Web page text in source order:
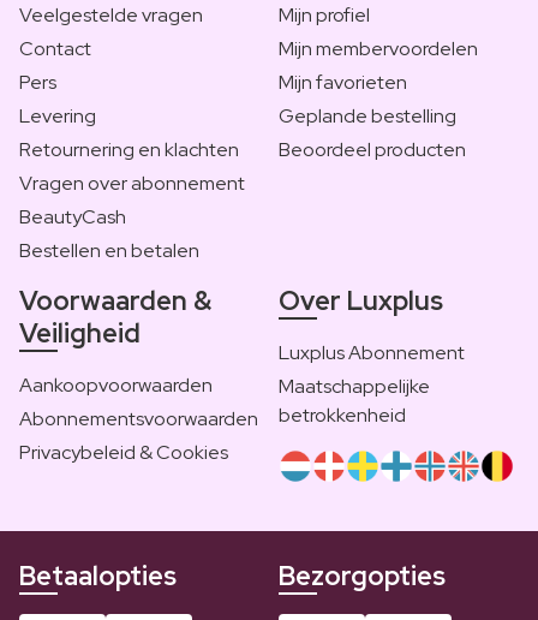
Veelgestelde vragen
Contact
Pers
Levering
Retournering en klachten
Vragen over abonnement
BeautyCash
Bestellen en betalen
Mijn profiel
Mijn membervoordelen
Mijn favorieten
Geplande bestelling
Beoordeel producten
Voorwaarden &
Veiligheid
Aankoopvoorwaarden
Abonnementsvoorwaarden
Privacybeleid & Cookies
Over Luxplus
Luxplus Abonnement
Maatschappelijke
betrokkenheid
Betaalopties Bezorgopties